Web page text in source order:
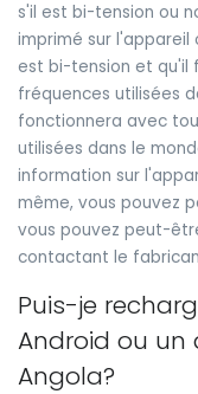
s'il est bi-tension ou
imprimé sur
est bi-tension et qu'il
fréquences utilisées
fonctionnera avec
utilisées dans le
information sur
même, vous pouvez
vous pouvez peut-
contactant le
Puis-je
Android ou
Angola?